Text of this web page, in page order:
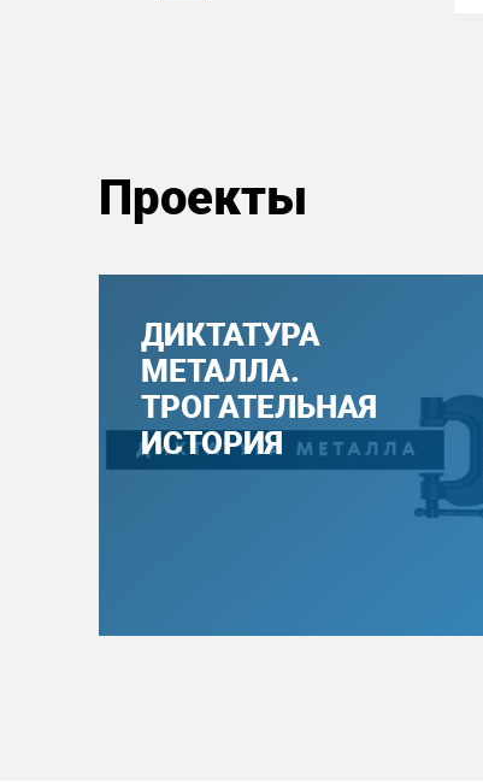
Проекты
ДИКТАТУРА
МЕТАЛЛА.
ТРОГАТЕЛЬНАЯ
ИСТОРИЯ